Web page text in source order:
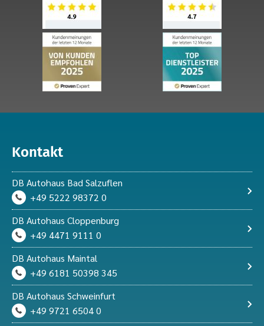
Kontakt
DB Autohaus Bad Salzuflen
+49 5222 98372 0
DB Autohaus Cloppenburg
+49 4471 9111 0
DB Autohaus Maintal
+49 6181 50398 345
DB Autohaus Schweinfurt
+49 9721 6504 0